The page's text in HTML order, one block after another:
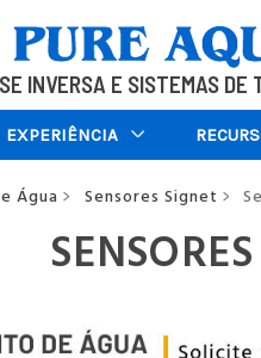
INVERSA E SISTEMAS DE
EXPERIÊNCIA
Água > Sensores Signet >